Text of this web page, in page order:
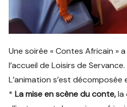
Une soirée « Contes Africain »
l’accueil de Loisirs de Servance.
L’animation s’est
* La mise en scène du conte,la